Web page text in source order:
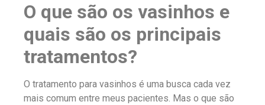
O que são os vasinhos e
quais são os principais
tratamentos?
O tratamento para vasinhos é uma busca cada vez
mais comum entre meus pacientes. Mas o que são